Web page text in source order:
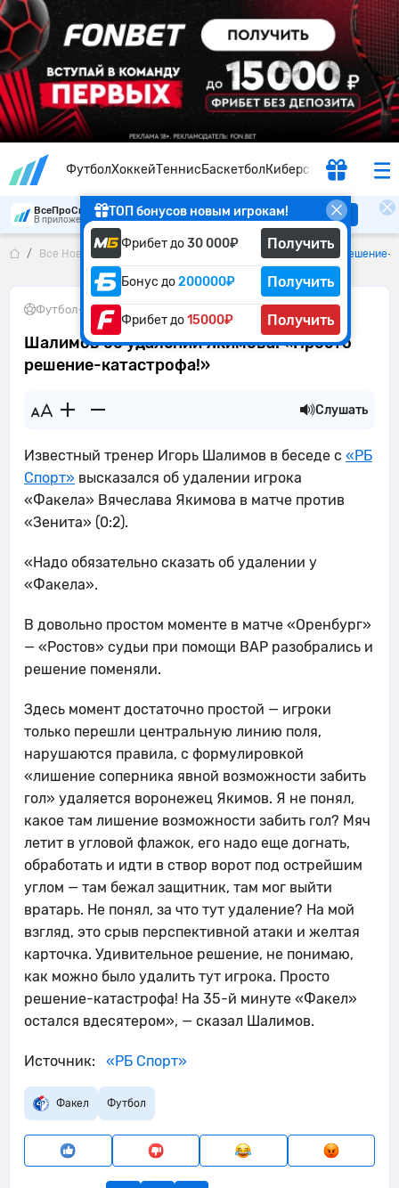
ФутболХоккейТеннисБаскетболКиберспорт
ТОП бонусов новым игрокам!
Фрибет до30 000₽ Получить
Бонус до200000₽ Получить
Фрибет до15000₽ Получить
ВсеПроСпорт
В приложении удобнее Скачать
Все Новости Шалимов об удалении Якимова: «Просто решение-
Футбол• 11.03.2025
Шалимов об удалении Якимова: «Просто
решение-катастрофа!»
Слушать
Известный тренер Игорь Шалимов в беседе с «РБ
Спорт» высказался об удалении игрока
«Факела» Вячеслава Якимова в матче против
«Зенита» (0:2).
«Надо обязательно сказать об удалении у
«Факела».
В довольно простом моменте в матче «Оренбург»
— «Ростов» судьи при помощи ВАР разобрались и
решение поменяли.
Здесь момент достаточно простой — игроки
только перешли центральную линию поля,
нарушаются правила, с формулировкой
«лишение соперника явной возможности забить
гол» удаляется воронежец Якимов. Я не понял,
какое там лишение возможности забить гол? Мяч
летит в угловой флажок, его надо еще догнать,
обработать и идти в створ ворот под острейшим
углом — там бежал защитник, там мог выйти
вратарь. Не понял, за что тут удаление? На мой
взгляд, это срыв перспективной атаки и желтая
карточка. Удивительное решение, не понимаю,
как можно было удалить тут игрока. Просто
решение-катастрофа! На 35-й минуте «Факел»
остался вдесятером», — сказал Шалимов.
Источник: «РБ Спорт»
Факел Футбол